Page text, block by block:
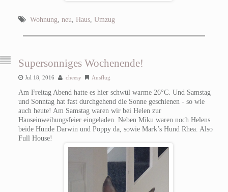
Wohnung neu Haus, Umzug
Supersonniges Wochenende!
Jul 18, 2016 cheesy Ausflug
Am Freitag Abend hatte es hier schwül warme 26°C. Und Samstag
und Sonntag hat fast durchgehend die Sonne geschienen - so wie
auch heute! Am Samstag waren wir bei Helen zur
Hauseinweihungsfeier eingeladen. Neben Miku waren noch Helens
beide Hunde Darwin und Poppy da, sowie Mark’s Hund Rhea. Also
Full House!